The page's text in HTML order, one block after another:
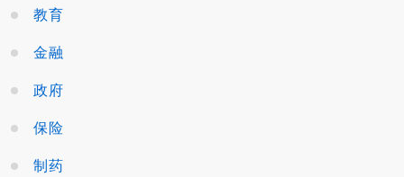
教育
金融
政府
保险
制药